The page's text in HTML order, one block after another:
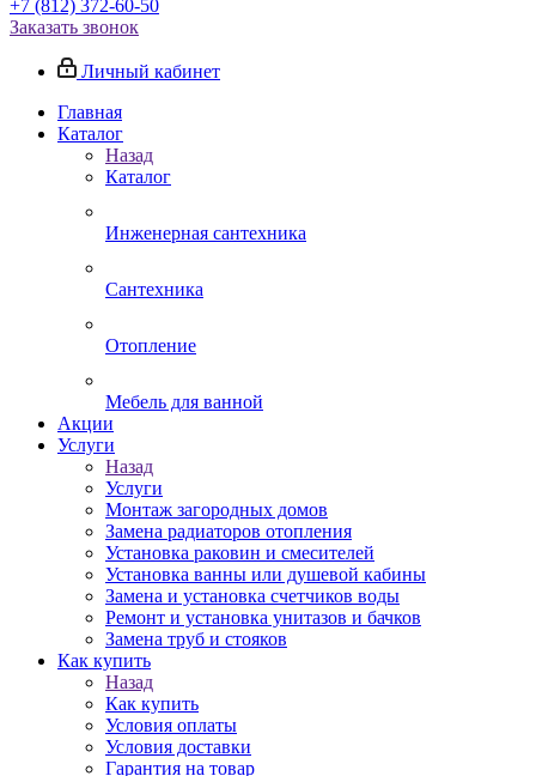
+7 (812) 372-60-50
Заказать звонок
Личный кабинет
Главная
Каталог
Назад
Каталог
Инженерная сантехника
Сантехника
Отопление
Мебель для ванной
Акции
Услуги
Назад
Услуги
Монтаж загородных домов
Замена радиаторов отопления
Установка раковин и смесителей
Установка ванны или душевой кабины
Замена и установка счетчиков воды
Ремонт и установка унитазов и бачков
Замена труб и стояков
Как купить
Назад
Как купить
Условия оплаты
Условия доставки
Гарантия на товар